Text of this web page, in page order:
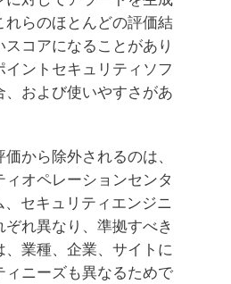
れらのほとんどの評価結
コアになることがあり
イントセキュリティソフ
、および使いやすさがあ
から除外されるのは、
オペレーションセンタ
、セキュリティエンジニ
れ異なり、準拠すべき
業種、企業、サイトに
ィニーズも異なるためで